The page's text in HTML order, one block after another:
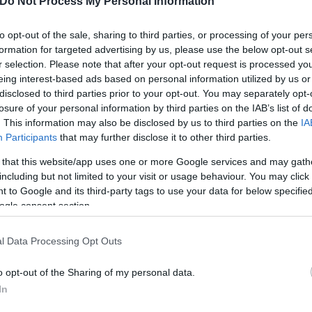
opt-out of the sale, sharing to third parties, or processing of your
for targeted advertising by us, please use the below opt-out
selection. Please note that after your opt-out request is processed
interest-based ads based on personal information utilized by us
to third parties prior to your opt-out. You may separately
of your personal information by third parties on the IAB’s list of
This information may also be disclosed by us to third parties on the
Participants that may further disclose it to other third parties.
that this website/app uses one or more Google services and may
but not limited to your visit or usage behaviour. You may
to Google and its third-party tags to use your data for below
consent section.
Data Processing Opt Outs
opt-out of the Sharing of my personal data.
τα μεσάνυχτα της Τρίτης 15 Ιουλίου και όλα
και οι λογιστές πρέπει να
και των Σαββατοκύριακων,
οι καθυστερήσεις και τα τεχνικά
από τον ΕΟΠΥΥ, δυσχεραίνουν τη
ή εκπροσωπούν νομικά πρόσωπα.
προβλέπεται η δυνατότητα
πλατφόρμα myAADE για φυσικά πρόσωπα, ενώ
10 εργάσιμων ημερών μετά την καταληκτική
με την αρμόδια υπηρεσία της ΑΑΔΕ.
από τις 6.154.979 δηλώσεις που έχουν
22% πιστωτικές με μέση επιστροφή 375 ευρώ και